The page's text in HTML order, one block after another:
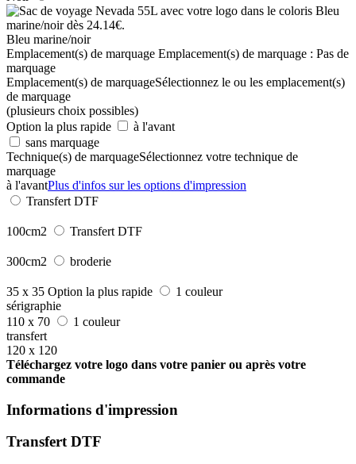
Bleu marine/noir
Emplacement(s) de marquage Emplacement(s) de marquage : Pas de
marquage
Emplacement(s) de marquageSélectionnez le ou les emplacement(s)
de marquage
(plusieurs choix possibles)
Option la plus rapide
à l'avant
sans marquage
Technique(s) de marquageSélectionnez votre technique de
marquage
à l'avantPlus d'infos sur les options d'impression
Transfert DTF
100cm2 Transfert DTF
300cm2 broderie
35 x 35 Option la plus rapide
1 couleur
sérigraphie
110 x 70
1 couleur
transfert
120 x 120
Téléchargez votre logo dans votre panier ou après votre
commande
Informations d'impression
Transfert DTF